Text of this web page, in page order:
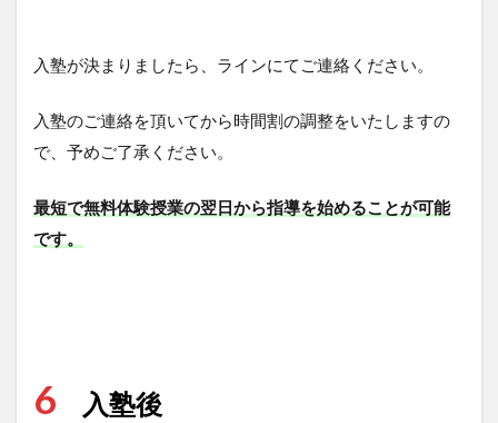
入塾が決まりましたら、ラインにてご連絡ください。
入塾のご連絡を頂いてから時間割の調整をいたしますの
で、予めご了承ください。
最短で無料体験授業の翌日から指導を始めることが可能
です。
6 入塾後